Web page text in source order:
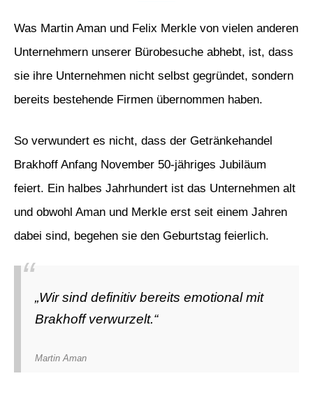
Was Martin Aman und Felix Merkle von vielen anderen
Unternehmern unserer Bürobesuche abhebt, ist, dass
sie ihre Unternehmen nicht selbst gegründet, sondern
bereits bestehende Firmen übernommen haben.
So verwundert es nicht, dass der Getränkehandel
Brakhoff Anfang November 50-jähriges Jubiläum
feiert. Ein halbes Jahrhundert ist das Unternehmen alt
und obwohl Aman und Merkle erst seit einem Jahren
dabei sind, begehen sie den Geburtstag feierlich.
„Wir sind definitiv bereits emotional mit
Brakhoff verwurzelt.“
Martin Aman